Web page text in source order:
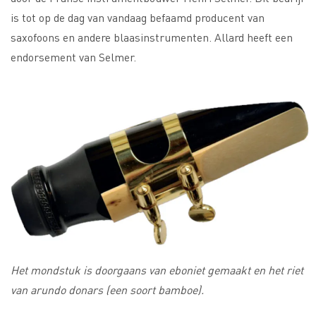
is tot op de dag van vandaag befaamd producent van
saxofoons en andere blaasinstrumenten. Allard heeft een
endorsement van Selmer.
Het mondstuk is doorgaans van eboniet gemaakt en het riet
van arundo donars (een soort bamboe).